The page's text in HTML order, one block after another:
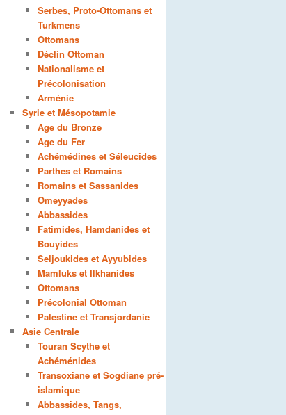
Serbes, Proto-Ottomans et
Turkmens
Ottomans
Déclin Ottoman
Nationalisme et
Précolonisation
Arménie
Syrie et Mésopotamie
Age du Bronze
Age du Fer
Achémédines et Séleucides
Parthes et Romains
Romains et Sassanides
Omeyyades
Abbassides
Fatimides, Hamdanides et
Bouyides
Seljoukides et Ayyubides
Mamluks et Ilkhanides
Ottomans
Précolonial Ottoman
Palestine et Transjordanie
Asie Centrale
Touran Scythe et
Achéménides
Transoxiane et Sogdiane pré-
islamique
Abbassides, Tangs,